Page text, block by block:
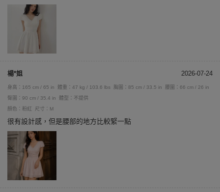
楊*姐 2026-07-24
身高：165 cm / 65 in 體重：47 kg / 103.6 lbs 胸圍：85 cm / 33.5 in
腰圍：66 cm / 26 in
臀圍：90 cm / 35.4 in
體型：不提供
顏色：粉紅
尺寸：M
很有設計感，但是腰部的地方比較緊一點